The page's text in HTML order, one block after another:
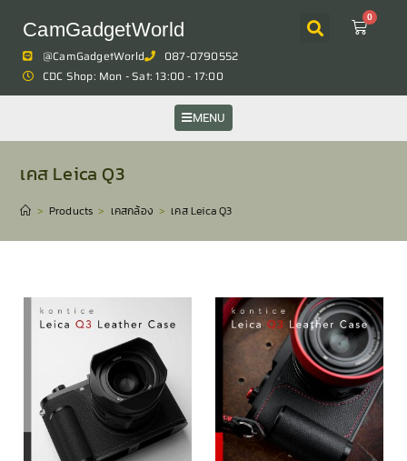
CamGadgetWorld
0
@CamGadgetWorld
087-0790552
CDC Shop: Mon - Sat: 13:00 - 17:00
MENU
เคส Leica Q3
> Products > เคสกล้อง > เคส Leica Q3